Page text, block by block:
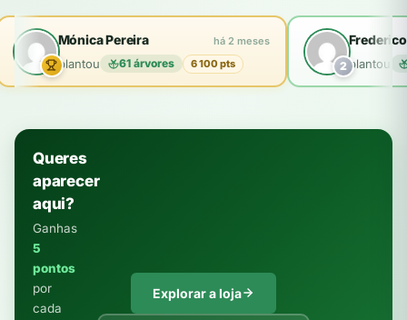
Mónica Pereira há 2 meses
plantou 61 árvores 6 100 pts 2plantou
Queres
aparecer
aqui?
Ganhas
5
pontos
por
cada
Explorar a loja